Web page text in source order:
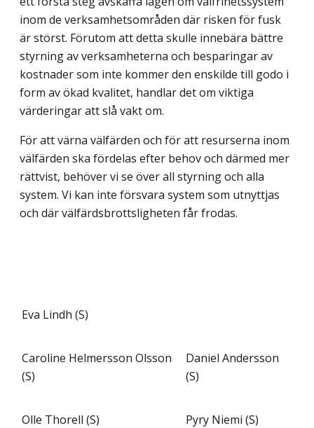
inom de verksamhetsområden där risken för fusk
är störst. Förutom att detta skulle innebära bättre
styrning av verksamheterna och besparingar av
kostnader som inte kommer den enskilde till godo i
form av ökad kvalitet, handlar det om viktiga
värderingar att slå vakt om.
För att värna välfärden och för att resurserna inom
välfärden ska fördelas efter behov och därmed mer
rättvist, behöver vi se över all styrning och alla
system. Vi kan inte för­svara system som utnyttjas
och där välfärdsbrottsligheten får frodas.
Eva Lindh (S)
Caroline Helmersson Olsson
(S)
Daniel Andersson
(S)
Olle Thorell (S) Pyry Niemi (S)